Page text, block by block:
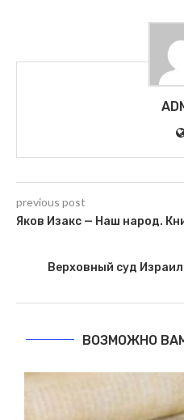
previous post
Яков Изакс — Наш народ.
Верховный суд
ВОЗМОЖНО